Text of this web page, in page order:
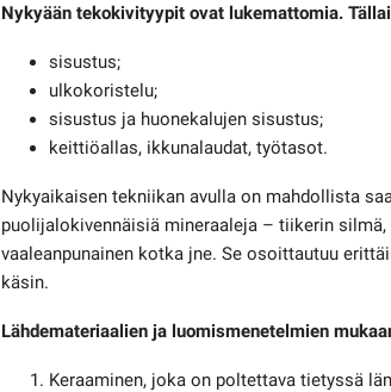
Nykyään tekokivityypit ovat lukemattomia.
sisustus;
ulkokoristelu;
sisustus ja huonekalujen sisustus;
keittiöallas, ikkunalaudat, työtasot.
Nykyaikaisen tekniikan avulla on mahdollista
puolijalokivennäisiä mineraaleja – tiikerin
vaaleanpunainen kotka jne. Se osoittautuu
käsin.
Lähdemateriaalien ja luomismenetelmien
Keraaminen, joka on poltettava tietyssä